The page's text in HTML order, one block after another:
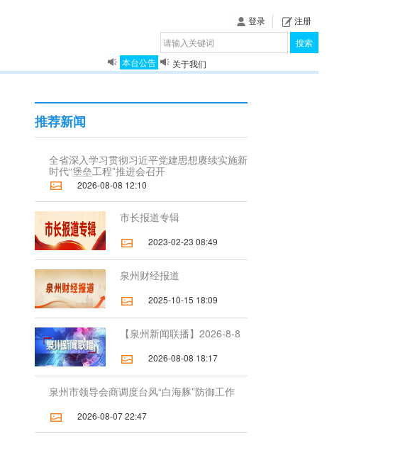
登录
注册
搜索
本台公告
关于我们
推荐新闻
全省深入学习贯彻习近平党建思想赓续实施新
时代“堡垒工程”推进会召开
2026-08-08 12:10
市长报道专辑
2023-02-23 08:49
泉州财经报道
2025-10-15 18:09
【泉州新闻联播】2026-8-8
2026-08-08 18:17
泉州市领导会商调度台风“白海豚”防御工作
2026-08-07 22:47